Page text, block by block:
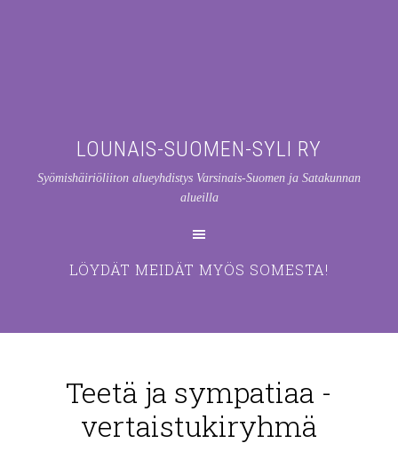
LOUNAIS-SUOMEN-SYLI RY
Syömishäiriöliiton alueyhdistys Varsinais-Suomen ja Satakunnan
alueilla
LÖYDÄT MEIDÄT MYÖS SOMESTA!
Teetä ja sympatiaa -
vertaistukiryhmä